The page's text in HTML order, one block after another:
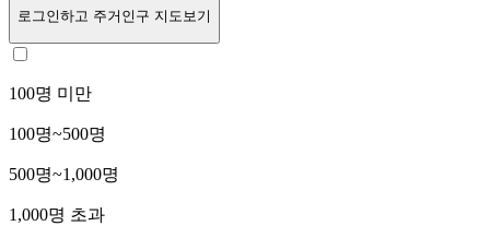
로그인하고 주거인구 지도보기
100명 미만
100명~500명
500명~1,000명
1,000명 초과